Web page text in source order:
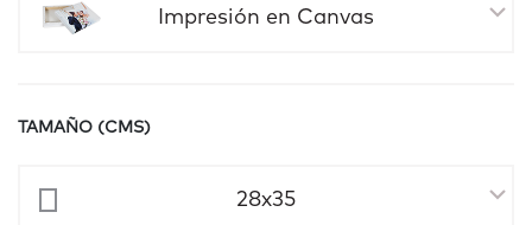
Impresión en Canvas
TAMAÑO (CMS)
28x35